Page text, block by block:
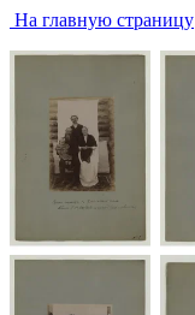
На главную страницу